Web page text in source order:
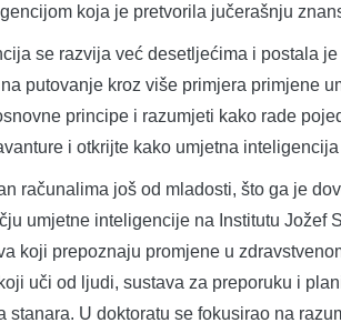
koja je pretvorila jučerašnju
se razvija već desetljećima i postala
putovanje kroz više primjera primjene
principe i razumjeti kako rade
i otkrijte kako umjetna
računalima još od mladosti, što ga je
umjetne inteligencije na Institutu Jožef
koji prepoznaju promjene u
uči od ljudi, sustava za preporuku i
stanara. U doktoratu se fokusirao na